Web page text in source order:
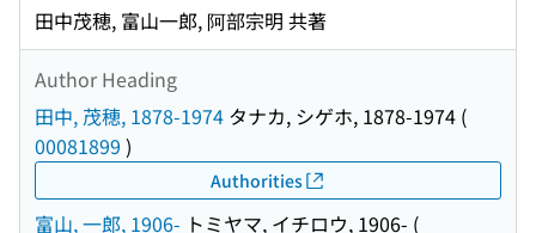
田中茂穂, 富山一郎, 阿部宗明 共著
Author Heading
田中, 茂穂, 1878-1974 タナカ, シゲホ, 1878-1974 (
00081899 )
Authorities
富山, 一郎, 1906- トミヤマ, イチロウ, 1906- (